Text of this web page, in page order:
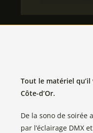
Tout le matériel
Côte-d’Or.
De la sono de soirée
par l’éclairage DMX